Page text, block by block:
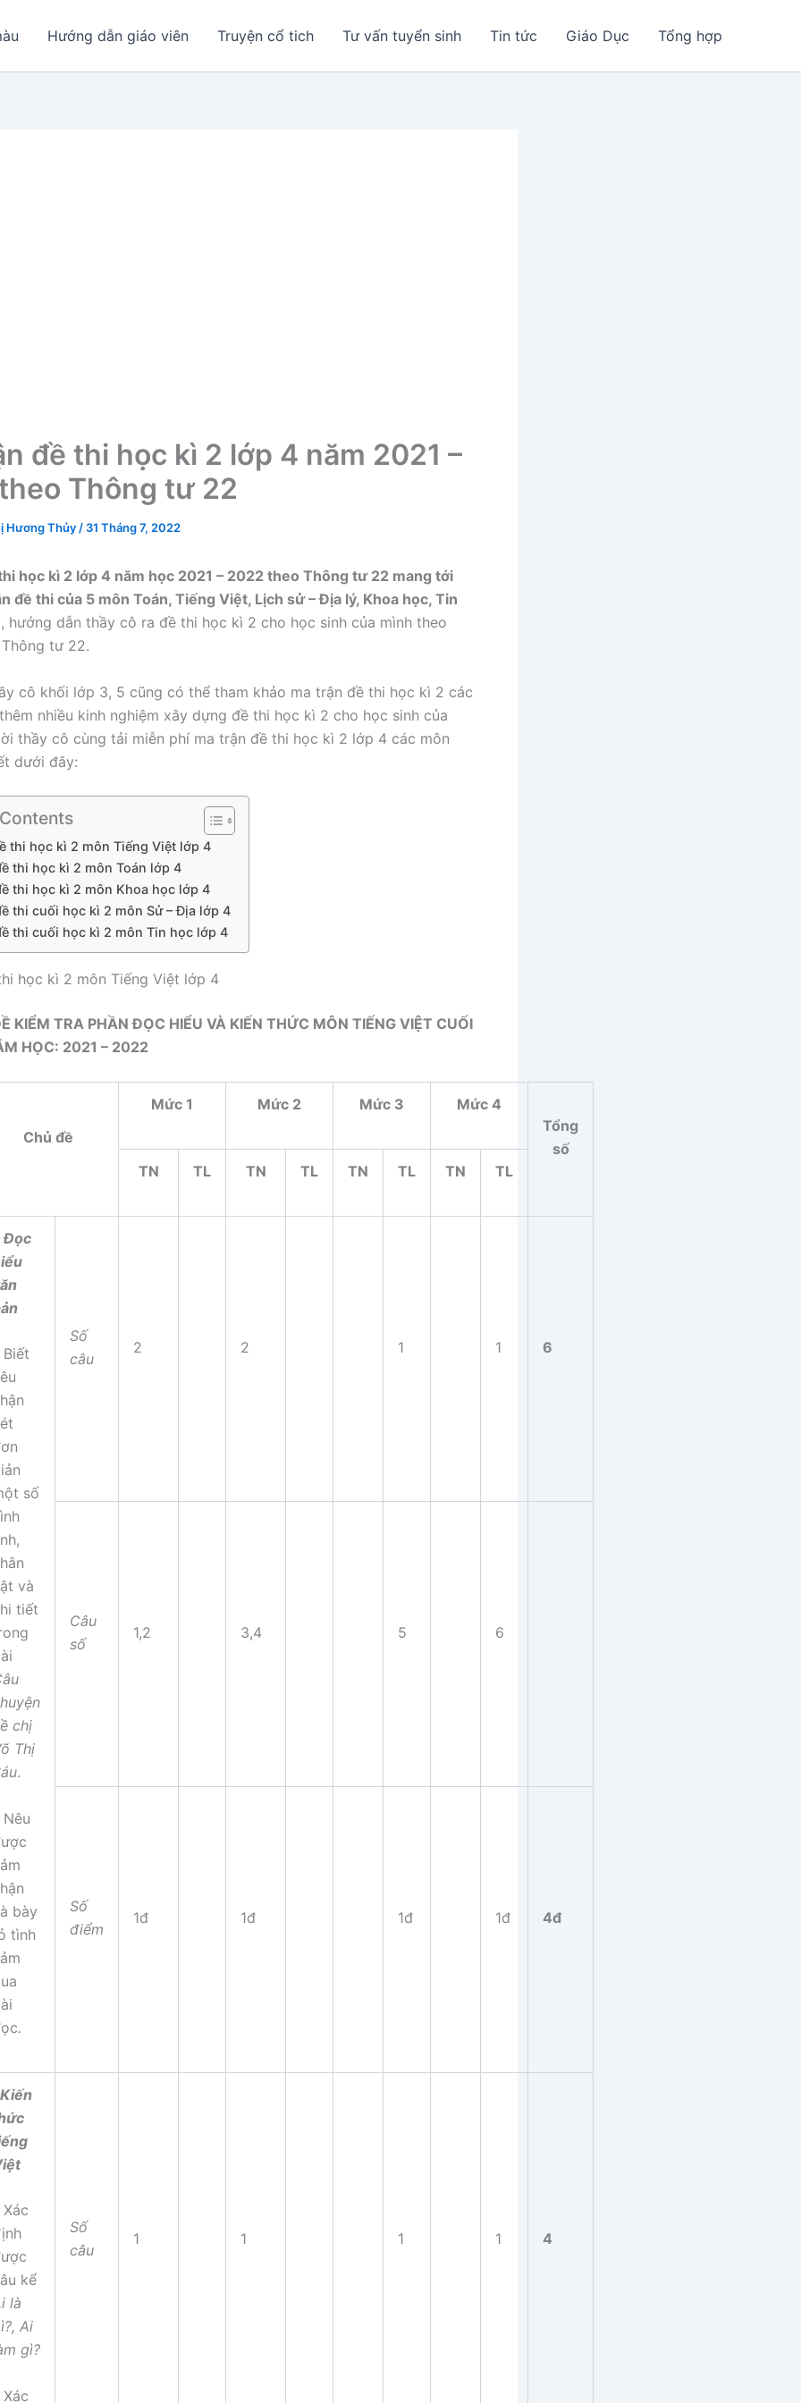
Hướng dẫn giáo viên Truyện cổ tich Tư vấn tuyển sinh Tin tức Giáo Dục Tổng hợp
đề thi học kì 2 lớp 4 năm 2021 –
Thông tư 22
Hương Thủy / 31 Tháng 7, 2022
học kì 2 lớp 4 năm học 2021 – 2022 theo Thông tư 22 mang tới
đề thi của 5 môn Toán, Tiếng Việt, Lịch sử – Địa lý, Khoa học, Tin
hướng dẫn thầy cô ra đề thi học kì 2 cho học sinh của mình theo
tư 22.
cô khối lớp 3, 5 cũng có thể tham khảo ma trận đề thi học kì 2 các
nhiều kinh nghiệm xây dựng đề thi học kì 2 cho học sinh của
thầy cô cùng tải miễn phí ma trận đề thi học kì 2 lớp 4 các môn
dưới đây:
thi học kì 2 môn Tiếng Việt lớp 4
thi học kì 2 môn Toán lớp 4
thi học kì 2 môn Khoa học lớp 4
thi cuối học kì 2 môn Sử – Địa lớp 4
thi cuối học kì 2 môn Tin học lớp 4
học kì 2 môn Tiếng Việt lớp 4
KIỂM TRA PHẦN ĐỌC HIỂU VÀ KIẾN THỨC MÔN TIẾNG VIỆT CUỐI
HỌC: 2021 – 2022
Chủ đề
Mức 1 Mức 2 Mức 3
Mức 4
Tổng
số
TN
TL TN TL TN TL TN TL
Đọc
Biết
số
và
tiết
chị
Thị
.
Nêu
bày
tình
.
Số
câu
2 2 1 1 6
Câu
số
1,2 3,4 5 6
Số
điểm
1đ 1đ 1đ 1đ 4đ
Xác
kể
là
Ai
gì?
Xác
Số
câu
1 1 1 1 4